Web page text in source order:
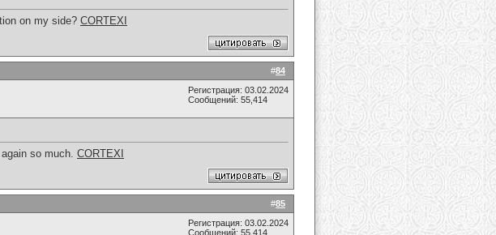
on my side? CORTEXI
#84
Регистрация: 03.02.2024
Сообщений: 55,414
so much. CORTEXI
#85
Регистрация: 03.02.2024
Сообщений: 55,414